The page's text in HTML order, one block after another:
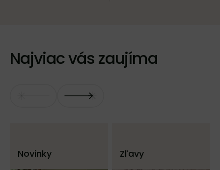
Najviac vás zaujíma
Novinky Zľavy